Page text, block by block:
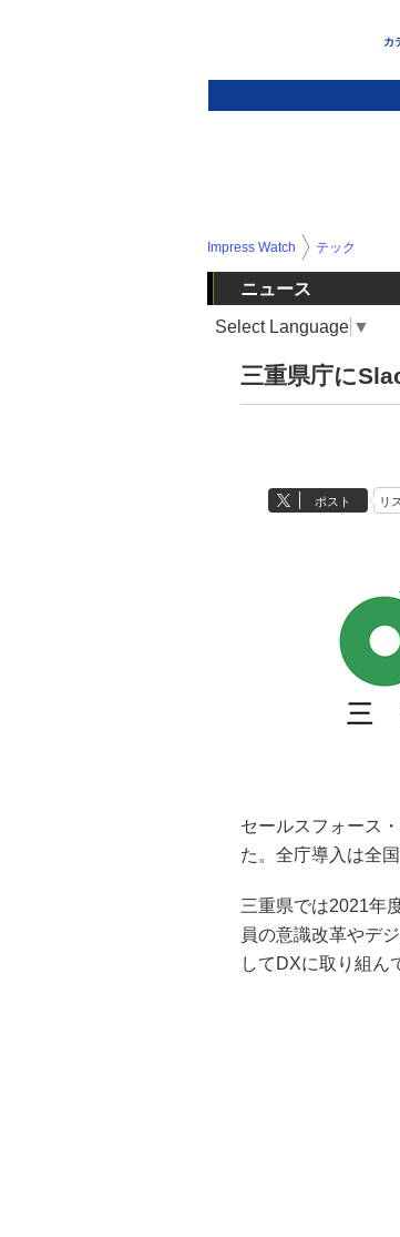
Impress Watch テック
ニュース
Select Language ▼
三重県庁に
ポスト リ
セールスフォース
た。全庁導入は全
三重県では2021年
員の意識改革やデ
してDXに取り組ん